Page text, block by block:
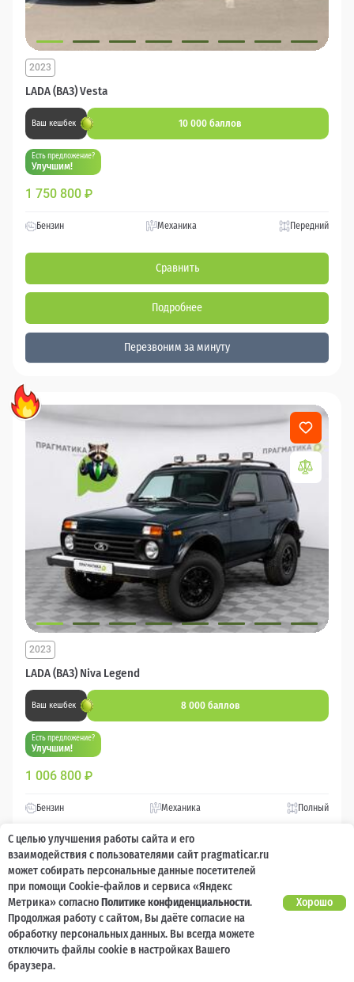
LADA (ВАЗ) Vesta
2023
Ваш кешбек 10 000 баллов
Есть предложение?
Улучшим!
1 750 800 ₽
Бензин Механика Передний
Сравнить
Подробнее
Перезвоним за минуту
LADA (ВАЗ) Niva Legend
2023
Ваш кешбек 8 000 баллов
Есть предложение?
Улучшим!
1 006 800 ₽
Бензин Механика Полный
Сравнить
Подробнее
Перезвоним за минуту
С целью улучшения работы сайта и его
взаимодействия с пользователями сайт pragmaticar.ru
может собирать персональные данные посетителей
при помощи Cookie-файлов и сервиса «Яндекс
Метрика» согласноПолитике конфиденциальности.
Продолжая работу с сайтом, Вы даёте согласие на
обработку персональных данных. Вы всегда можете
отключить файлы cookie в настройках Вашего
браузера.
Хорошо